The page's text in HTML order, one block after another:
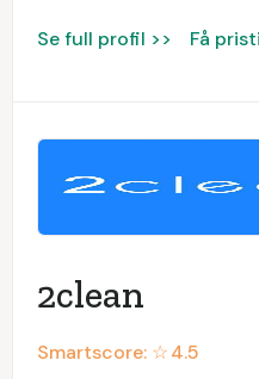
Se full profil >> Få
2clean
Smartscore: ☆4.5